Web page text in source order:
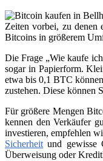
Zeiten vorbei, zu denen
Bitcoins in größerem
Die Frage „Wie kaufe
sogar in Papierform.
etwa bis 0,1 BTC
zustehen. Diese können
Für größere Mengen
kennen den Verkäufer
investieren, empfehlen
Sicherheit und gewisse
Überweisung oder